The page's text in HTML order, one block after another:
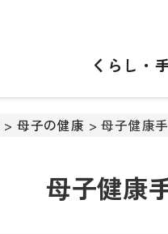
くらし・
> 母子の健康 > 母子健康
母子健康